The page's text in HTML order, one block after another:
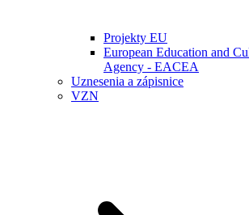
Projekty EU
European Education and
Agency - EACEA
Uznesenia a zápisnice
VZN